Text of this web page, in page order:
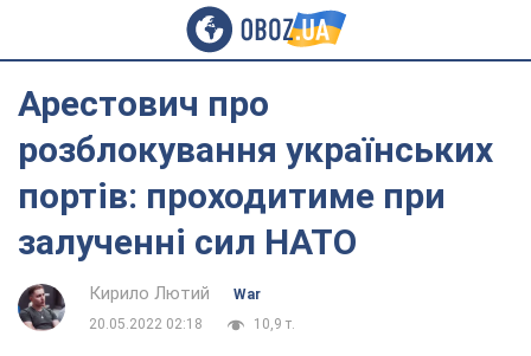
Арестович про
розблокування українських
портів: проходитиме при
залученні сил НАТО
Кирило Лютий
War
20.05.2022 02:18
10,9 т.